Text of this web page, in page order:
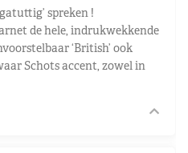
spreken !
de hele, indrukwekkende
‘British’ ook
Schots accent, zowel in